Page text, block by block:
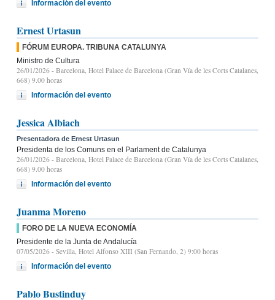
Información del evento
Ernest Urtasun
FÓRUM EUROPA. TRIBUNA CATALUNYA
Ministro de Cultura
26/01/2026 - Barcelona, Hotel Palace de Barcelona (Gran Vía de les Corts Catalanes,
668) 9.00 horas
Información del evento
Jessica Albiach
Presentadora de Ernest Urtasun
Presidenta de los Comuns en el Parlament de Catalunya
26/01/2026 - Barcelona, Hotel Palace de Barcelona (Gran Vía de les Corts Catalanes,
668) 9.00 horas
Información del evento
Juanma Moreno
FORO DE LA NUEVA ECONOMÍA
Presidente de la Junta de Andalucía
07/05/2026 - Sevilla, Hotel Alfonso XIII (San Fernando, 2) 9:00 horas
Información del evento
Pablo Bustinduy